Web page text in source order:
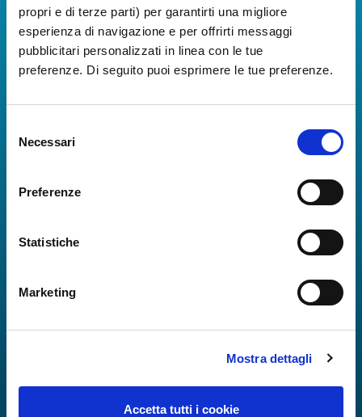
propri e di terze parti) per garantirti una migliore
esperienza di navigazione e per offrirti messaggi
pubblicitari personalizzati in linea con le tue
preferenze. Di seguito puoi esprimere le tue preferenze.
delNecessari
Preferenze
Statistiche
Marketing
Mostra dettagli
Accetta tutti i cookie
Scarica l'app
La Guida dei Servizi dell'Aeroporto Internazionale di
Napoli!
numeri utili per rendere la tua esperienza
all'Aeroporto di Napoli ancora più coinvolgente e